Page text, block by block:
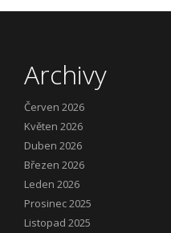
Archivy
Červen 2026
Květen 2026
Duben 2026
Březen 2026
Leden 2026
Prosinec 2025
Listopad 2025